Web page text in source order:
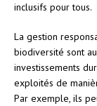
inclusifs pour tous.
La gestion
biodiversité sont
investissements
exploités de
Par exemple, ils